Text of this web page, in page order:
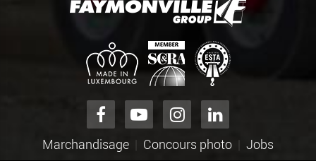
Marchandisage Concours photo Jobs